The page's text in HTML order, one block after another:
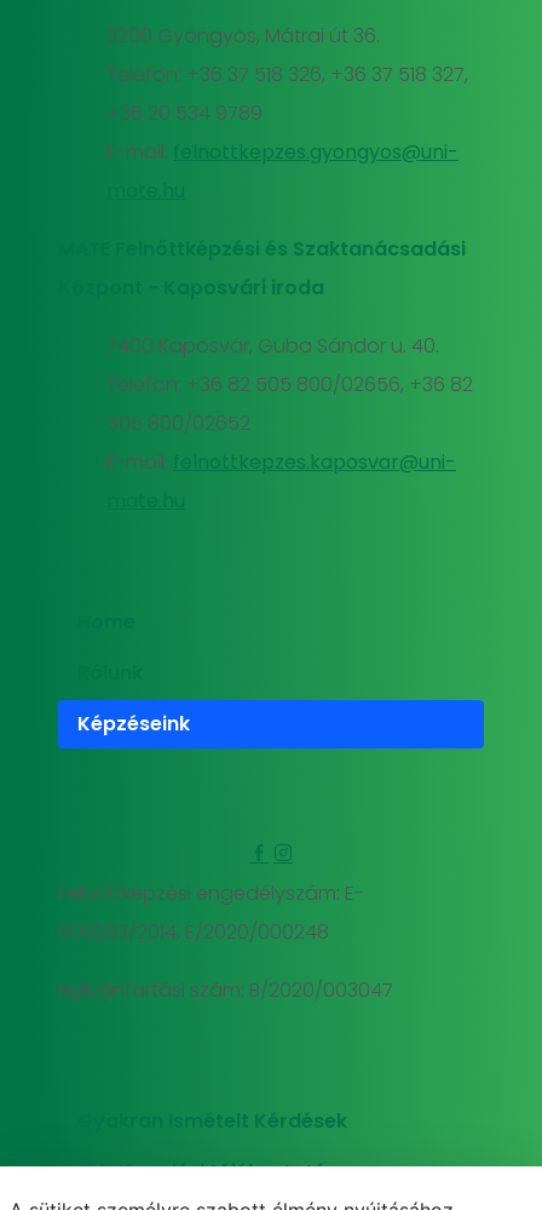
3200 Gyöngyös, Mátrai út 36.
Telefon: +36 37 518 326, +36 37 518 327,
+36 20 534 9789
E-mail:
felnottkepzes.gyongyos@uni-
MATE Felnőttképzési és Szaktanácsadási
Központ - Kaposvári iroda
7400 Kaposvár, Guba Sándor u. 40.
Telefon: +36 82 505 800/02656, +36 82
505 800/02652
E-mail:
felnottkepzes.kaposvar@uni-
Képzéseink
Felnőttképzési engedélyszám: E-
000293/2014, E/2020/000248
Nyilvántartási szám: B/2020/003047
Gyakran Ismételt Kérdések
Adatkezelési tájékoztató